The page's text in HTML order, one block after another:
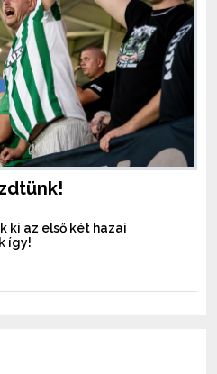
ki az első két hazai
így!